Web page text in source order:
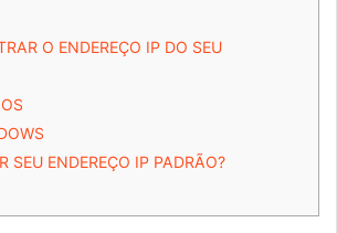
O ENDEREÇO IP DO SEU
SEU ENDEREÇO IP PADRÃO?